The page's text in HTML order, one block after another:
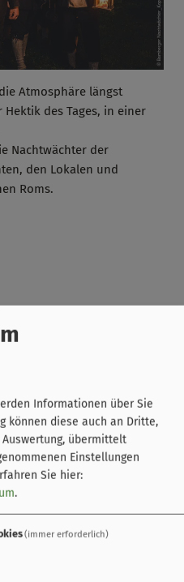
Atmosphäre längst
des Tages, in einer
Nachtwächter der
den Lokalen und
Roms.
Informationen über Sie
können diese auch an Dritte,
übermittelt
Einstellungen
Sie hier:
.
(immer erforderlich)